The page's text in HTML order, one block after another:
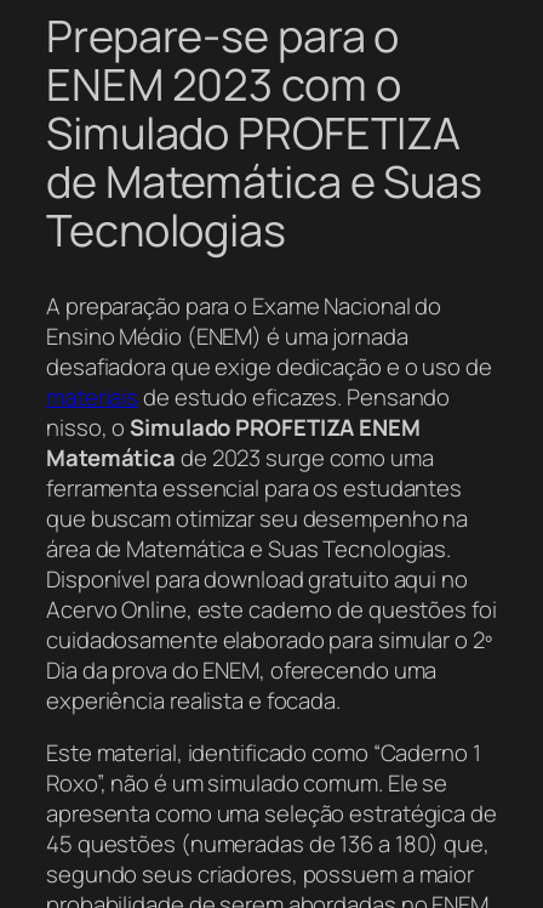
Prepare-se para o
ENEM 2023 com o
Simulado PROFETIZA
de Matemática e Suas
Tecnologias
A preparação para o Exame Nacional do
Ensino Médio (ENEM) é uma jornada
desafiadora que exige dedicação e o uso de
materiaisde estudo eficazes. Pensando
nisso, oSimulado PROFETIZA ENEM
Matemáticade 2023 surge como uma
ferramenta essencial para os estudantes
que buscam otimizar seu desempenho na
área de Matemática e Suas Tecnologias.
Disponível para download gratuito aqui no
Acervo Online, este caderno de questões foi
cuidadosamente elaborado para simular o 2º
Dia da prova do ENEM, oferecendo uma
experiência realista e focada.
Este material, identificado como “Caderno 1
Roxo”, não é um simulado comum. Ele se
apresenta como uma seleção estratégica de
45 questões (numeradas de 136 a 180) que,
segundo seus criadores, possuem a maior